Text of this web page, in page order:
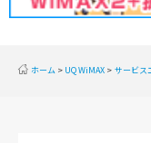
2019年10月(1)
ホーム UQ WiMAX サービス